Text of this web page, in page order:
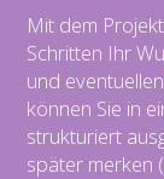
Mit dem
Schritten Ihr
und
können Sie in
strukturiert
später merken